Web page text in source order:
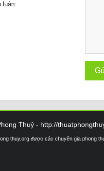
luận:
Thuỷ - http://
thuy.org được các chuyên gia phong